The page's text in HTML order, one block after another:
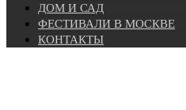
ДОМ И САД
ФЕСТИВАЛИ В МОСКВЕ
КОНТАКТЫ